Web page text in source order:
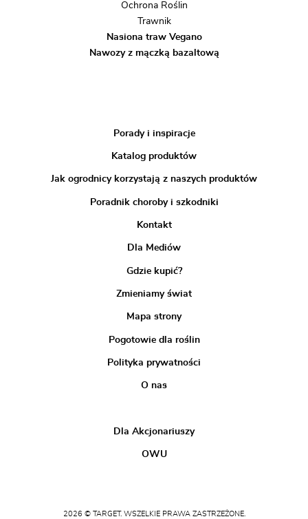
Ochrona Roślin
Trawnik
Nasiona traw Vegano
Nawozy z mączką bazaltową
Porady i inspiracje
Katalog produktów
Jak ogrodnicy korzystają z naszych produktów
Poradnik choroby i szkodniki
Kontakt
Dla Mediów
Gdzie kupić?
Zmieniamy świat
Mapa strony
Pogotowie dla roślin
Polityka prywatności
O nas
Dla Akcjonariuszy
OWU
2026 © TARGET. WSZELKIE PRAWA ZASTRZEŻONE.